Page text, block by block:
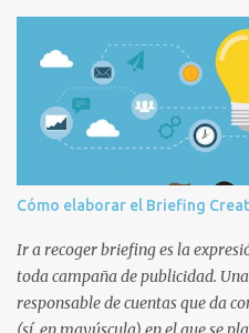
o
e
a
r
Cómo elaborar el Briefing
Ir a recoger briefing es la
toda campaña de publicidad.
responsable de cuentas que da